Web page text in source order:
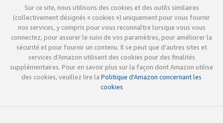
Sur ce site, nous utilisons des cookies et des outils similaires
(collectivement désignés « cookies ») uniquement pour vous fournir
nos services, y compris pour vous reconnaître lorsque vous vous
connectez, pour assurer le suivi de vos paramètres, pour améliorer la
sécurité et pour fournir un contenu. Il se peut que d’autres sites et
services d’Amazon utilisent des cookies pour des finalités
supplémentaires. Pour en savoir plus sur la façon dont Amazon utilise
des cookies, veuillez lire la Politique d’Amazon concernant les
cookies